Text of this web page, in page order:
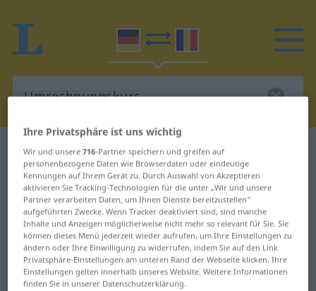
Deutsch-Rumänisch Wörterbuch
Umrechnungskurs
Deutsch-Rumänisch Übersetzung
für "Umrechnungskurs"
"Umrechnungskurs" Rumänisch
Übersetzung
Ihre Privatsphäre ist uns wichtig
Wir und unsere716-Partner speichern und greifen auf
personenbezogene Daten wie Browserdaten oder eindeutige
Kennungen auf Ihrem Gerät zu. Durch Auswahl von Akzeptieren
aktivieren Sie Tracking-Technologien für die unter „Wir und unsere
Partner verarbeiten Daten, um Ihnen Dienste bereitzustellen“
aufgeführten Zwecke. Wenn Tracker deaktiviert sind, sind manche
Inhalte und Anzeigen möglicherweise nicht mehr so relevant für Sie. Sie
können dieses Menü jederzeit wieder aufrufen, um Ihre Einstellungen zu
ändern oder Ihre Einwilligung zu widerrufen, indem Sie auf den Link
Privatsphäre-Einstellungen am unteren Rand der Webseite klicken. Ihre
Einstellungen gelten innerhalb unseres Website. Weitere Informationen
finden Sie in unserer Datenschutzerklärung.